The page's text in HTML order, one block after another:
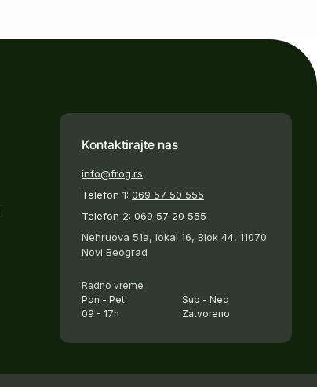
Kontaktirajte nas
info@frog.rs
Telefon 1: 069 57 50 555
Telefon 2: 069 57 20 555
Nehruova 51a, lokal 16, Blok 44, 11070
Novi Beograd
Radno vreme
Pon - Pet
09 - 17h
Sub - Ned
Zatvoreno